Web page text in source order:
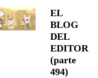
EL
BLOG
DEL
EDITOR
(parte
494)